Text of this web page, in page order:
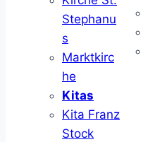
Stephanu
s
Marktkirc
he
Kitas
Kita Franz
Stock